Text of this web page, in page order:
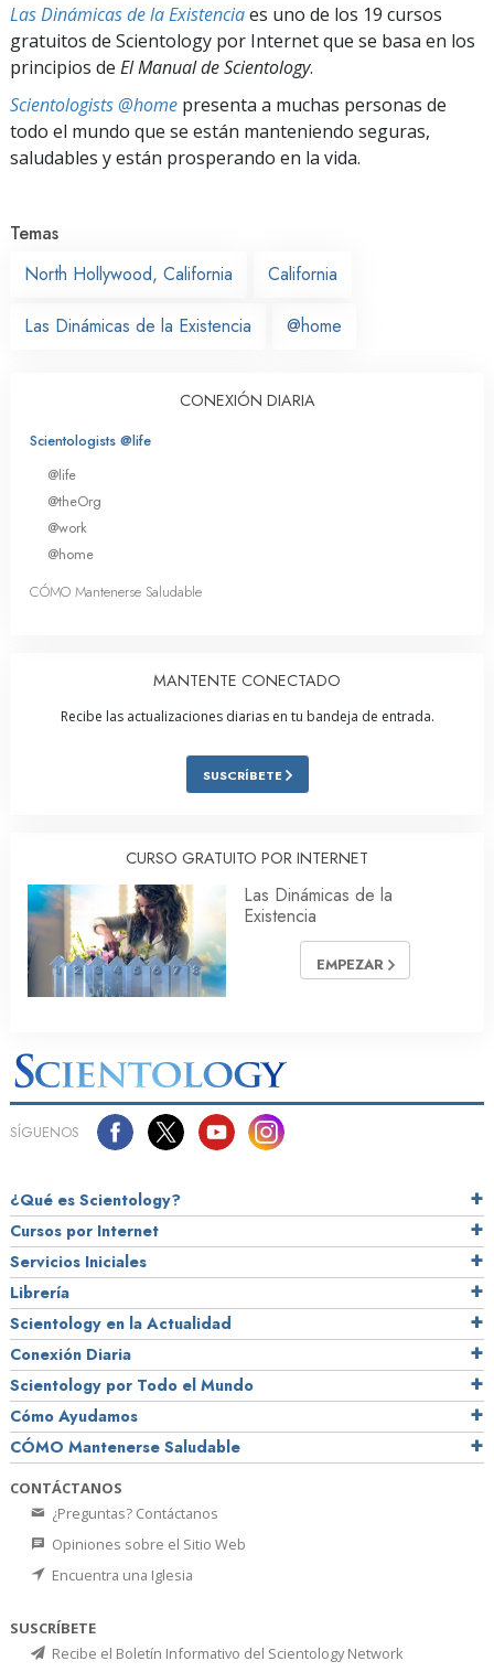
Las Dinámicas de la Existenciaes uno de los 19 cursos
gratuitos de Scientology por Internet que se basa en los
principios de El Manual de Scientology.
Scientologists @home presenta a muchas personas de
todo el mundo que se están manteniendo seguras,
saludables y están prosperando en la vida.
Temas
North Hollywood, California
California
Las Dinámicas de la Existencia @home
CONEXIÓN DIARIA
Scientologists @life
@life
@theOrg
@work
@home
CÓMO Mantenerse Saludable
MANTENTE CONECTADO
Recibe las actualizaciones diarias en tu bandeja de entrada.
SUSCRÍBETE
CURSO GRATUITO POR INTERNET
Las Dinámicas de la
Existencia
EMPEZAR
SÍGUENOS
¿Qué es Scientology?
Cursos por Internet
Servicios Iniciales
Librería
Scientology en la Actualidad
Conexión Diaria
Scientology por Todo el Mundo
Cómo Ayudamos
CÓMO Mantenerse Saludable
CONTÁCTANOS
¿Preguntas? Contáctanos
Opiniones sobre el Sitio Web
Encuentra una Iglesia
SUSCRÍBETE
Recibe el Boletín Informativo del Scientology Network